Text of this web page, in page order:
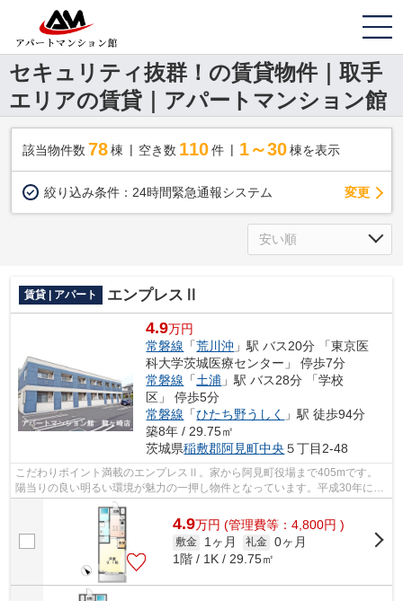
セキュリティ抜群！の賃貸物件｜取手
エリアの賃貸｜アパートマンション館
該当物件数 78棟 空き数 110 件 1～30 棟を表示
絞り込み条件： 24時間緊急通報システム 変更
賃貸 | アパート エンプレスⅡ
4.9万円
常磐線 「荒川沖 」駅 バス20分 「東京医
科大学茨城医療センター」 停歩7分
常磐線 「土浦 」駅 バス28分 「学校
区」 停歩5分
常磐線 「ひたち野うしく
」駅 徒歩94分
築8年 / 29.75㎡
茨城県稲敷郡阿見町中央 ５丁目2-48
こだわりポイント満載のエンプレスⅡ。家から阿見町役場まで405mです。
陽当りの良い明るい環境が魅力の一押し物件となっています。平成30年に建
設された物件です。稲敷郡阿見町の常磐線...
4.9万円 (管理費等：4,800円 )
敷金 1ヶ月 礼金 0ヶ月
1階 / 1K / 29.75㎡